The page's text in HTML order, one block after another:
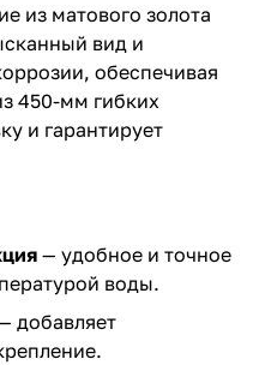
из матового золота
вид и
обеспечивая
450-мм гибких
и гарантирует
— удобное и точное
воды.
добавляет